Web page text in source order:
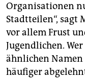
Organisationen
Stadtteilen“, sagt
vor allem Frust
Jugendlichen.
ähnlichen Namen
häufiger